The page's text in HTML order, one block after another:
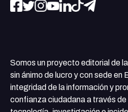
Somos un proyecto editorial de la
sin ánimo de lucro y con sede en
integridad de la información y
confianza ciudadana a través